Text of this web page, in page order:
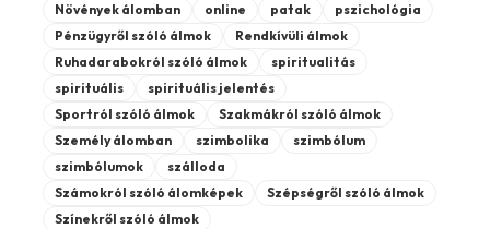
Növények álomban
online patak
pszichológia
Pénzügyről szóló álmok
Rendkívüli álmok
Ruhadarabokról szóló álmok
spiritualitás
spirituális
spirituális jelentés
Sportról szóló álmok
Szakmákról szóló álmok
Személy álomban
szimbolika
szimbólum
szimbólumok
szálloda
Számokról szóló álomképek
Szépségről szóló álmok
Színekről szóló álmok